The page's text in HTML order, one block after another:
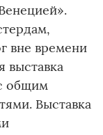
вне времени
выставка
общим
Выставка